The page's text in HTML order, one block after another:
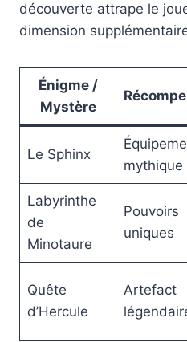
découverte attrape le
dimension
Énigme /
Mystère
Le Sphinx
mythique
Labyrinthe
de
Minotaure
Pouvoirs
uniques
Quête
d’Hercule
Artefact